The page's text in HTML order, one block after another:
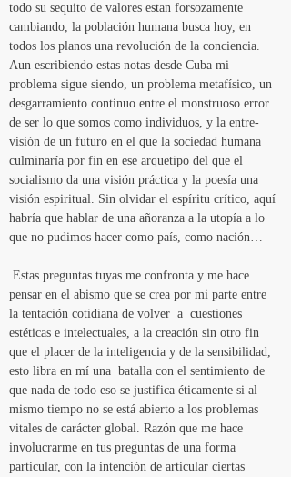
todo su sequito de valores estan forsozamente
cambiando, la población humana busca hoy, en
todos los planos una revolución de la conciencia.
Aun escribiendo estas notas desde Cuba mi
problema sigue siendo, un problema metafísico, un
desgarramiento continuo entre el monstruoso error
de ser lo que somos como individuos, y la entre-
visión de un futuro en el que la sociedad humana
culminaría por fin en ese arquetipo del que el
socialismo da una visión práctica y la poesía una
visión espiritual. Sin olvidar el espíritu crítico, aquí
habría que hablar de una añoranza a la utopía a lo
que no pudimos hacer como país, como nación…
Estas preguntas tuyas me confronta y me hace
pensar en el abismo que se crea por mi parte entre
la tentación cotidiana de volver  a  cuestiones
estéticas e intelectuales, a la creación sin otro fin
que el placer de la inteligencia y de la sensibilidad,
esto libra en mí una  batalla con el sentimiento de
que nada de todo eso se justifica éticamente si al
mismo tiempo no se está abierto a los problemas
vitales de carácter global. Razón que me hace
involucrarme en tus preguntas de una forma
particular, con la intención de articular ciertas